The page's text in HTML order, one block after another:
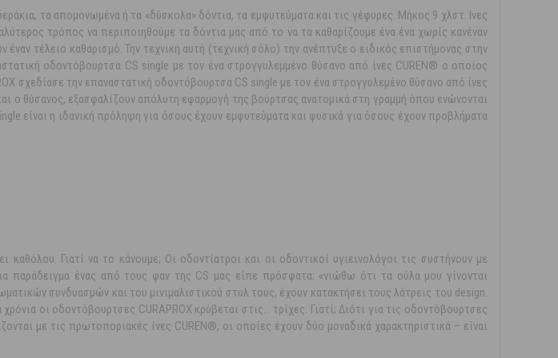
τα απομονωμένα ή τα «δύσκολα» δόντια, τα εμφυτεύματα και τις γέφυρες. Μήκος 9 χλστ. Ινες
τρόπος να περιποιηθούμε τα δόντια μας από το να τα καθαρίζουμε ένα ένα χωρίς κανέναν
τέλειο καθαρισμό. Την τεχνική αυτή (τεχνική σόλο) την ανέπτυξε ο ειδικός επιστήμονας στην
οδοντόβουρτσα CS single με τον ένα στρογγυλεμμένο θύσανο από ίνες CUREN® ο οποίος
σχεδίασε την επαναστατική οδοντόβουρτσα CS single με τον ένα στρογγυλεμένο θύσανο από ίνες
ο θύσανος, εξασφαλίζουν απόλυτη εφαρμογή της βούρτσας ανατομικά στη γραμμή όπου ενώνονται
είναι η ιδανική πρόληψη για όσους έχουν εμφυτεύματα και φυσικά για όσους έχουν προβλήματα
Γιατί να το κάνουμε; Οι οδοντίατροι και οι οδοντικοί υγιεινολόγοι τις συστήνουν με
παράδειγμα ένας από τους φαν της CS μας είπε πρόσφατα: «νιώθω ότι τα ούλα μου γίνονται
συνδυασμών και του μινιμαλιστικού στυλ τους, έχουν κατακτήσει τους λάτρεις του design.
οι οδοντόβουρτσες CURAPROX κρύβεται στις... τρίχες. Γιατί; Διότι για τις οδοντόβουρτσες
με τις πρωτοποριακές ίνες CUREN®, οι οποίες έχουν δύο μοναδικά χαρακτηριστικά – είναι